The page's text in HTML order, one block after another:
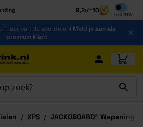
9,2uit10
Incl BTW
Inclusief
van de voordelen! Meld je aan als
premium klant
/ XPS / JACKOBOARD®